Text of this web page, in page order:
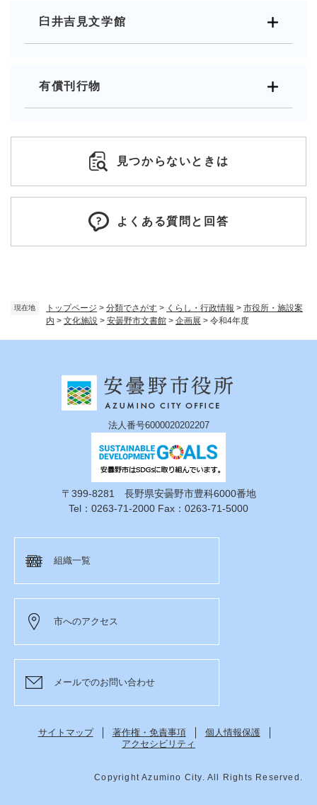
現在地 トップページ > 分類でさがす > くらし・行政情報 > 市役所・施設案
内 > 文化施設 > 安曇野市文書館 > 企画展 > 令和4年度
臼井吉見文学館
有償刊行物
見つからないときは
よくある質問と回答
法人番号6000020202207
〒399-8281 長野県安曇野市豊科6000番地
Tel：0263-71-2000 Fax：0263-71-5000
組織一覧
市へのアクセス
メールでのお問い合わせ
サイトマップ 著作権・免責事項
個人情報保護
アクセシビリティ
Copyright Azumino City. All Rights Reserved.